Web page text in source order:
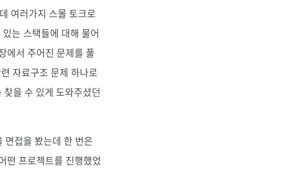
여러가지 스몰 토크로
는 스택들에 대해 물어
에서 주어진 문제를 풀
자료구조 문제 하나로
을 수 있게 도와주셨던
면접을 봤는데 한 번은
떤 프로젝트를 진행했었